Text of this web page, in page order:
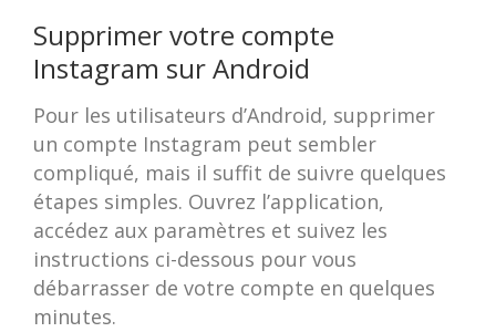
Supprimer votre compte
Instagram sur Android
Pour les utilisateurs d’Android, supprimer
un compte Instagram peut sembler
compliqué, mais il suffit de suivre quelques
étapes simples. Ouvrez l’application,
accédez aux paramètres et suivez les
instructions ci-dessous pour vous
débarrasser de votre compte en quelques
minutes.